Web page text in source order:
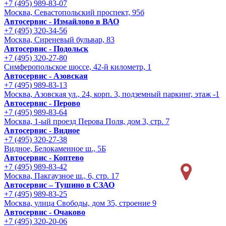
+7 (495) 989-83-07
Москва, Севастопольский проспект, 95б
Автосервис - Измайлово в ВАО
+7 (495) 320-34-56
Москва, Сиреневый бульвар, 83
Автосервис - Подольск
+7 (495) 320-27-80
Симферопольское шоссе, 42-й километр, 1
Автосервис - Азовская
+7 (495) 989-83-13
Москва, Азовская ул., 24, корп. 3, подземный паркинг, этаж -1
Автосервис - Перово
+7 (495) 989-83-64
Москва, 1-ый проезд Перова Поля, дом 3, стр. 7
Автосервис - Видное
+7 (495) 320-27-38
Видное, Белокаменное ш., 5Б
Автосервис - Коптево
+7 (495) 989-83-42
Москва, Пакгаузное ш., 6, стр. 17
Автосервис – Тушино в СЗАО
+7 (495) 989-83-25
Москва, улица Свободы, дом 35, строение 9
Автосервис - Очаково
+7 (495) 320-20-06